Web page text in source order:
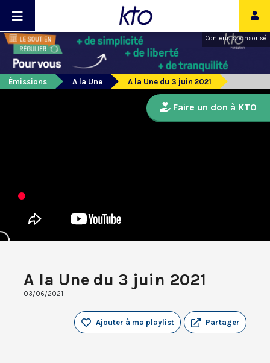
Contenu sponsorisé
Émissions A la Une A la Une du 3 juin 2021
A la Une du 3 juin 2021
03/06/2021
Partager
Ajouter à ma playlist
Faire un don à KTO